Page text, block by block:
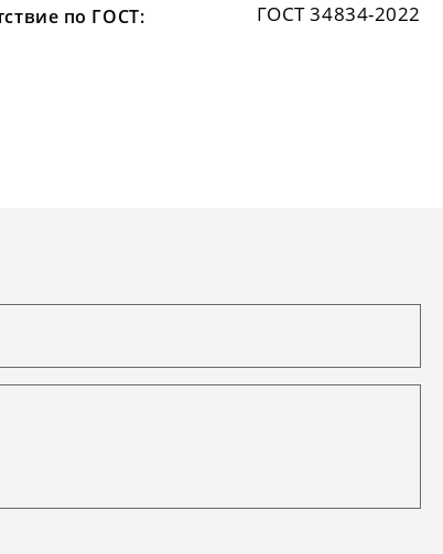
по ГОСТ: ГОСТ 34834-2022